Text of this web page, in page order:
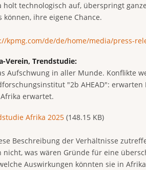
holt technologisch auf, überspringt
können, ihre eigene Chance.
kpmg.com/de/de/home/media/press-
Verein, Trendstudie:
Aufschwung in aller Munde. Konflikte
"2b AHEAD":
erwartet.
Afrika 2025 (148.15 KB)
Beschreibung der Verhältnisse
nicht, was wären Gründe für eine
Auswirkungen könnten sie in